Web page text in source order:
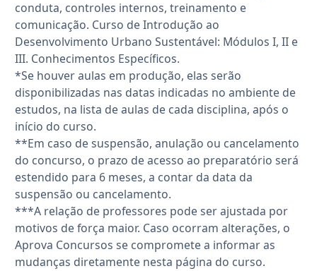
conduta, controles internos, treinamento e
comunicação. Curso de Introdução ao
Desenvolvimento Urbano Sustentável: Módulos I, II e
III. Conhecimentos Específicos.
*Se houver aulas em produção, elas serão
disponibilizadas nas datas indicadas no ambiente de
estudos, na lista de aulas de cada disciplina, após o
início do curso.
**Em caso de suspensão, anulação ou cancelamento
do concurso, o prazo de acesso ao preparatório será
estendido para 6 meses, a contar da data da
suspensão ou cancelamento.
***A relação de professores pode ser ajustada por
motivos de força maior. Caso ocorram alterações, o
Aprova Concursos se compromete a informar as
mudanças diretamente nesta página do curso.